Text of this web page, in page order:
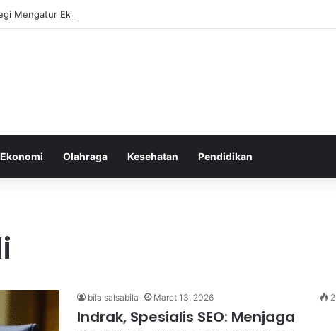
Mengatur Ekspektasi Diri untuk Kesehatan Mental yang Lebih Seimbang
Ekonomi Olahraga Kesehatan Pendidikan
bila salsabila Maret 13, 2026 2
Indrak, Spesialis SEO: Menjaga